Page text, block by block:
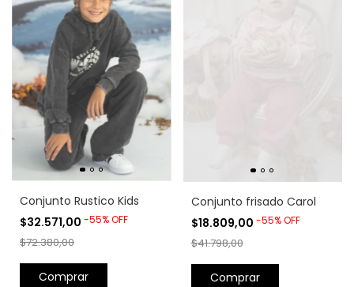
Conjunto Rustico Kids
$32.571,00 -55%OFF
$72.380,00
Comprar
Conjunto frisado Carol
$18.809,00 -55%OFF
$41.798,00
Comprar